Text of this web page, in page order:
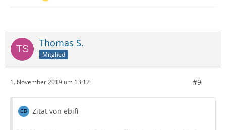
Thomas S.
Mitglied
1. November 2019 um 13:12 #9
Zitat von ebifi